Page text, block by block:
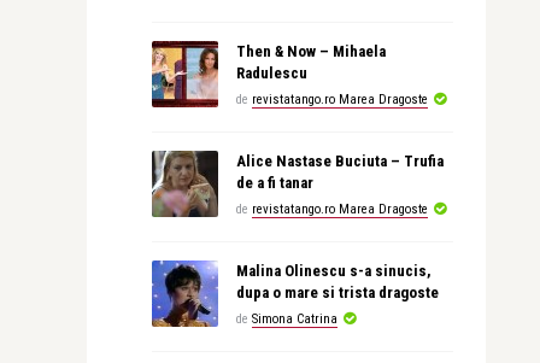
Then & Now – Mihaela
Radulescu
de revistatango.ro Marea Dragoste
Alice Nastase Buciuta – Trufia
de a fi tanar
de revistatango.ro Marea Dragoste
Malina Olinescu s-a sinucis,
dupa o mare si trista dragoste
de Simona Catrina